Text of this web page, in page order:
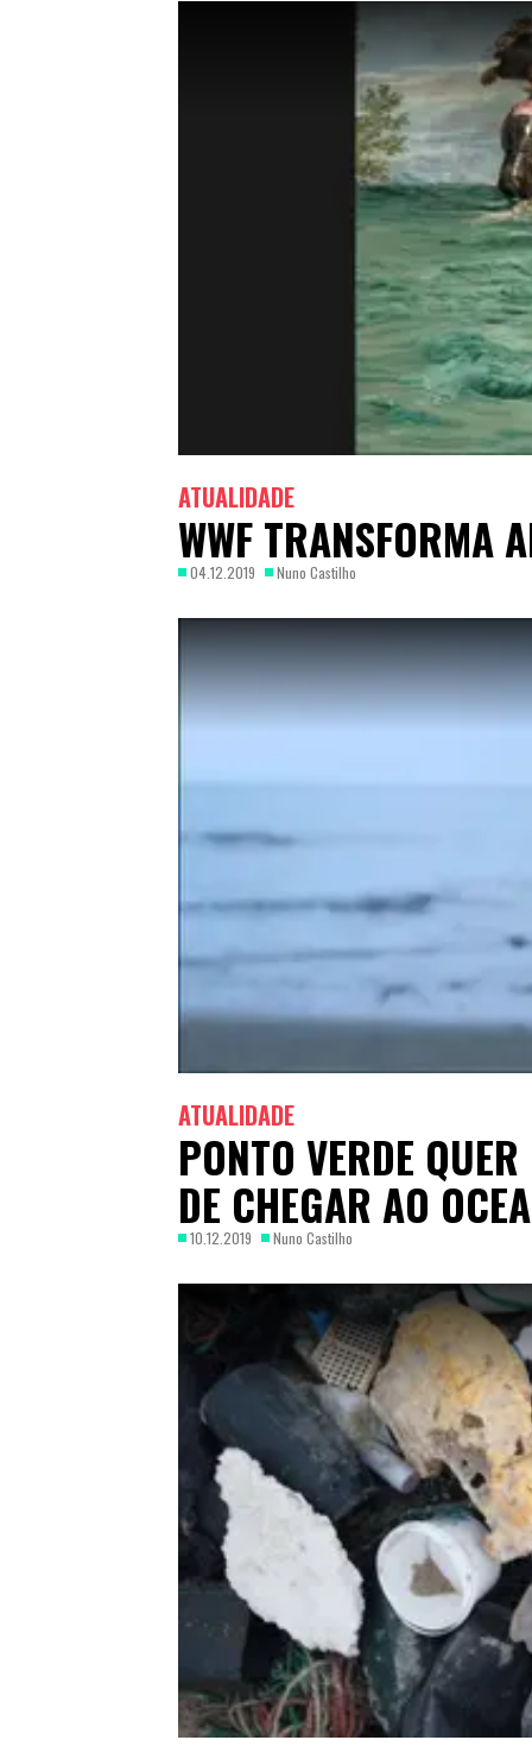
ATUALIDADE
WWF TRANSFORMA
04.12.2019 Nuno Castilho
ATUALIDADE
PONTO VERDE
DE CHEGAR AO
10.12.2019 Nuno Castilho